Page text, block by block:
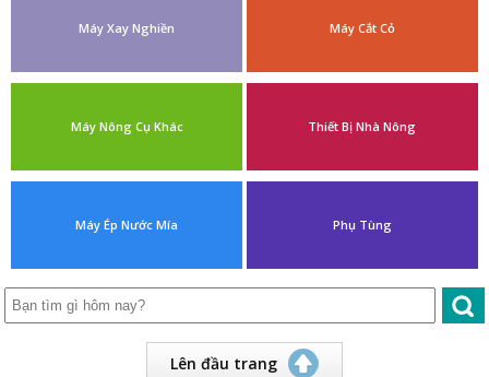
Máy Xay Nghiền Máy Cắt Cỏ
Máy Nông Cụ Khác Thiết Bị Nhà Nông
Máy Ép Nước Mía Phụ Tùng
Lên đầu trang